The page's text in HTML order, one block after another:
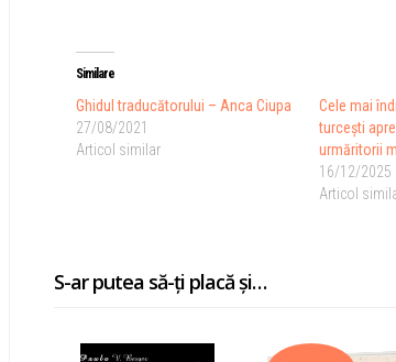
Similare
Ghidul traducătorului – Anca Ciupa
27/08/2021
Articol similar
Cele mai
turceşti
urmăritorii
16/12/2025
Articol
S-ar putea să-ți placă și…